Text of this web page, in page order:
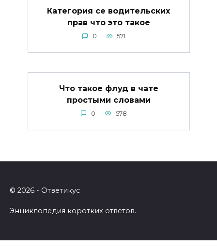
Категория се водительских
прав что это такое
0 571
Что такое флуд в чате
простыми словами
0 578
© 2026 - Ответикус
Энциклопедия коротких ответов.